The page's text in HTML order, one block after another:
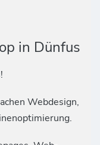
in Dünfus
Webdesign,